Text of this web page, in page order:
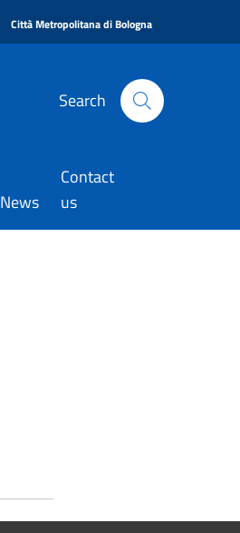
Città Metropolitana di Bologna
Search
News
Contact
us